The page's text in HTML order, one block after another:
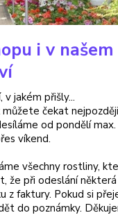
Condilla - 1 ks
- 1
i v našem
jakém přišly...
čekat
od pondělí
víkend.
všechny rostliny,
že při odeslání některá
z faktury. Pokud si
do poznámky.